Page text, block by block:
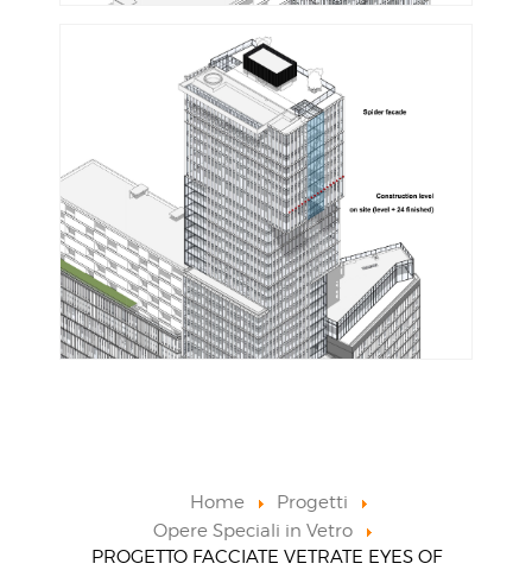
Home
Progetti
Opere Speciali in Vetro
PROGETTO FACCIATE VETRATE EYES OF